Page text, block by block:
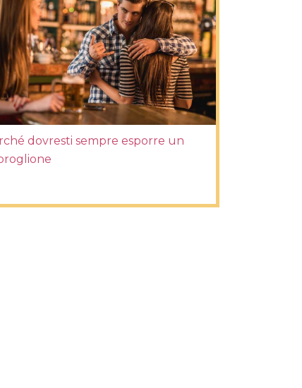
dovresti sempre esporre un